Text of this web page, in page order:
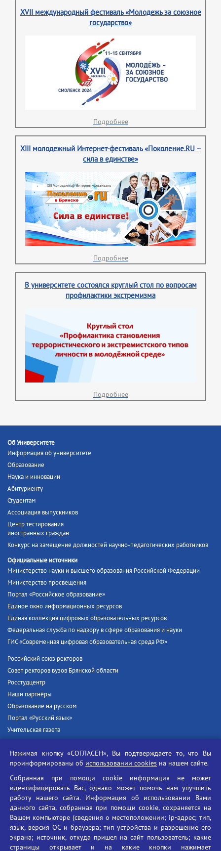
XVII международный фестиваль «Молодежь за союзное
государство»
Подробнее
XIII молодежный Интернет-фестиваль «Поколение.RU –
сила в единстве»
Подробнее
В университете состоялся круглый стол по вопросам
профилактики экстремизма
Подробнее
Об Университете
Информация об университете
Образование
Наука и инновации
Абитуриенту
Студентам
Ассоциация выпускников
Центр тестирования
иностранных граждан
Конкурс на замещение должностей научно-педагогических работников
Официальные источники
Министерство науки и высшего образования Российской Федерации
Министерство просвещения
Портал «Российское образование»
Единое окно информационных ресурсов
Единая коллекция цифровых образовательных ресурсов
Федеральная служба по надзору в сфере образования и науки
ГИС «Современная цифровая образовательная среда РФ»
Российский союз ректоров
Совет ректоров вузов Брянской области
Росстудцентр
Наши партнёры
Образование на русском
Портал «Русский язык»
Учительская газета
Единый портал государственных услуг
Противодействие угрозам информационной безопасности
Социальные ролики - Генеральная прокуратура РФ
Противодействие коррупции
БГУ против наркотиков
Брянский государственный университет
имени академика И.Г. Петровского
Нажимая кнопку «СОГЛАСЕН», Вы подтверждаете то, что Вы
проинформированы об использовании cookies на нашем сайте.
Собранная при помощи cookie информация не может
идентифицировать Вас, однако может помочь нам улучшить
работу нашего сайта. Информация об использовании Вами
данного сайта, собранная при помощи cookie, сохраняется на
Вашем компьютере (сведения о местоположении; ip-адрес; тип,
язык, версия ОС и браузера; тип устройства и разрешение его
экрана; источник, откуда пришел на сайт пользователь; какие
страницы открывает и на какие кнопки нажимает